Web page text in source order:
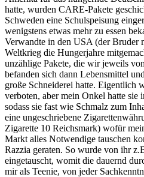
hatte, wurden CARE-Pakete
Schweden eine Schulspeisung
wenigstens etwas mehr zu essen
Verwandte in den USA (der Bruder
Weltkrieg die Hungerjahre
unzählige Pakete, die wir jeweils
befanden sich dann Lebensmittel
große Schneiderei hatte. Eigentlich
verboten, aber mein Onkel hatte sie
sodass sie fast wie Schmalz zum
eine ungeschriebene
Zigarette 10 Reichsmark) wofür
Markt alles Notwendige tauschen
Razzia geraten. So wurde von ihr
eingetauscht, womit die dauernd
mir als Teenie, von jeder